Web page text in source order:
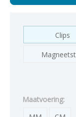
Clips
Maatvoering: